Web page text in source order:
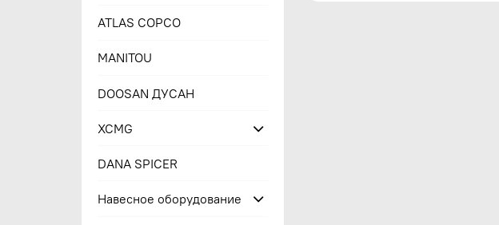
ATLAS COPCO
MANITOU
DOOSAN ДУСАН
XCMG
DANA SPICER
Навесное оборудование